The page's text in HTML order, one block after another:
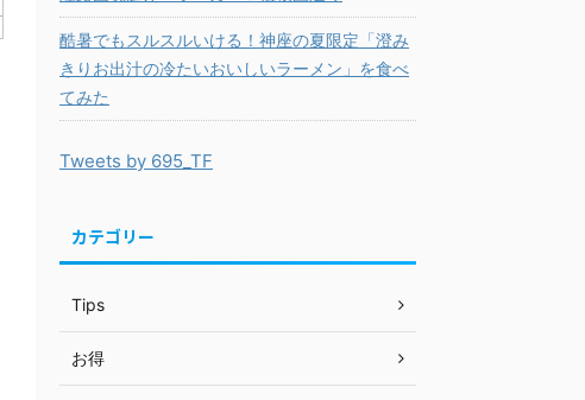
酷暑でもスルスルいける！神座の夏限定「澄み
きりお出汁の冷たいおいしいラーメン」を食べ
てみた
Tweets by 695_TF
カテゴリー
Tips
お得